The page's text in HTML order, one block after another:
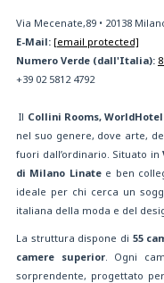
Via Mecenate,89 • 20138
E-Mail: [email protected]
Numero Verde (dall'Italia):
+39 02 5812 4792
Il Collini Rooms,
nel suo genere, dove arte,
fuori dall’ordinario. Situato in
di Milano Linatee ben
ideale per chi cerca un
italiana della moda e del
La struttura dispone di 55
camere superior. Ogni
sorprendente, progettato